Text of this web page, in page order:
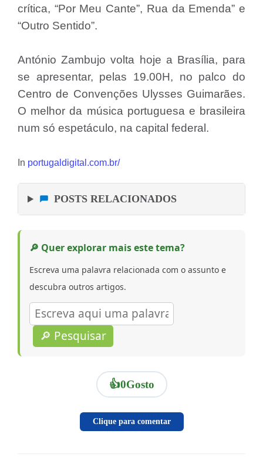
crítica, “Por Meu Cante”, Rua da Emenda” e
“Outro Sentido”.
António Zambujo volta hoje a Brasília, para
se apresentar, pelas 19.00H, no palco do
Centro de Convenções Ulysses Guimarães.
O melhor da música portuguesa e brasileira
num só espetáculo, na capital federal.
In portugaldigital.com.br/
POSTS RELACIONADOS
🔎 Quer explorar mais este tema?
Escreva uma palavra relacionada com o assunto e
descubra outros artigos.
🔎 Pesquisar
👍0Gosto
Clique para comentar